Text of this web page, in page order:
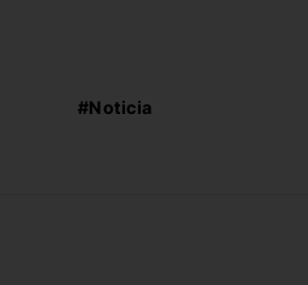
#Noticia